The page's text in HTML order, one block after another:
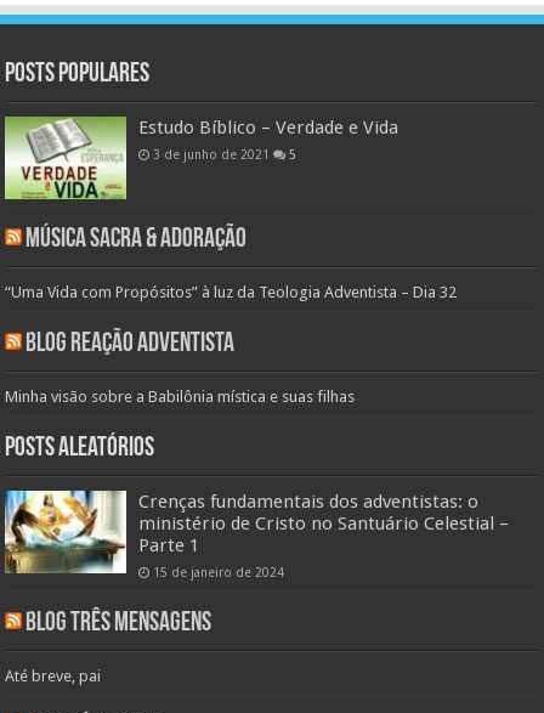
Posts populares
Estudo Bíblico – Verdade e Vida
3 de junho de 2021 5
Música Sacra & Adoração
“Uma Vida com Propósitos” à luz da Teologia Adventista – Dia 32
Blog Reação Adventista
Minha visão sobre a Babilônia mística e suas filhas
Posts aleatórios
Crenças fundamentais dos adventistas: o
ministério de Cristo no Santuário Celestial –
Parte 1
15 de janeiro de 2024
Blog Três Mensagens
Até breve, pai